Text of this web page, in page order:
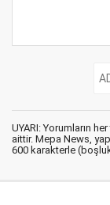
UYARI: Yorumların
aittir. Mepa News,
600 karakterle